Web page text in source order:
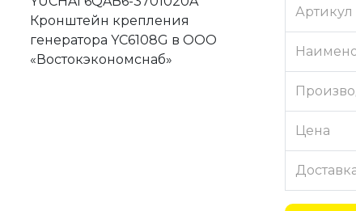
Артикул
Цена